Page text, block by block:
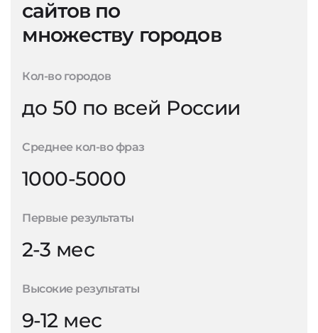
сайтов по
множеству городов
Кол-во городов
до 50 по всей России
Среднее кол-во фраз
1000-5000
Первые результаты
2-3 мес
Высокие результаты
9-12 мес